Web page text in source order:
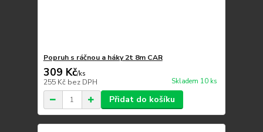
Popruh s ráčnou a háky 2t 8m CAR
309 Kč/ks
255 Kč bez DPH Skladem 10 ks
Přidat do košíku